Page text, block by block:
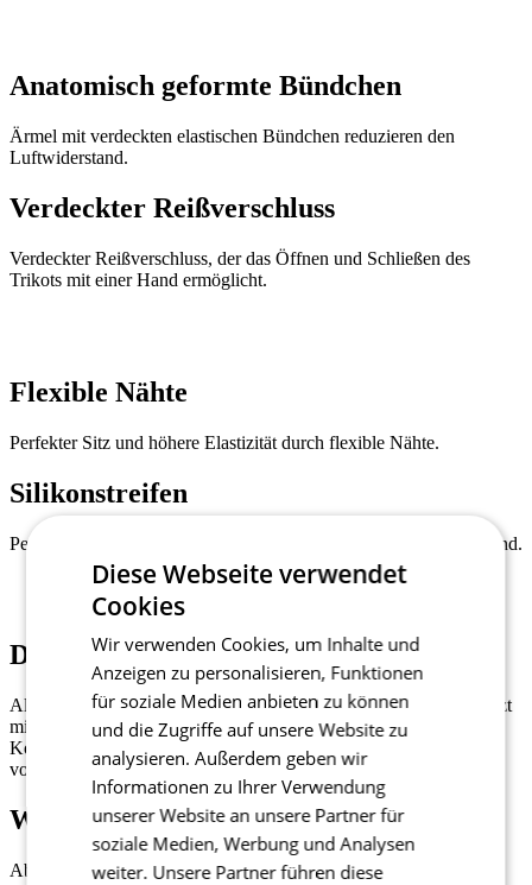
Anatomisch geformte Bündchen
Ärmel mit verdeckten elastischen Bündchen reduzieren den
Luftwiderstand.
Verdeckter Reißverschluss
Verdeckter Reißverschluss, der das Öffnen und Schließen des
Trikots mit einer Hand ermöglicht.
Flexible Nähte
Perfekter Sitz und höhere Elastizität durch flexible Nähte.
Silikonstreifen
Perfekter Sitz und kein Hochrutschen dank Silikonstreifen am Bund.
Dreigeteilte Trikottasche
Alle überarbeiteten PASSION-Trikots mit kurzen Ärmeln sind jetzt
mit dem LoadLock-Taschensystem ausgestattet. Dank verstärkter
Konstruktion bleiben die Taschen stabil und hängen selbst
vollgepackt nicht durch.
Wasserdichte Tasche
Abnehmbare, wasserdichte Tasche für ein Handy oder
Diese Webseite verwendet
Cookies
Wir verwenden Cookies, um Inhalte und
Anzeigen zu personalisieren, Funktionen
für soziale Medien anbieten zu können
und die Zugriffe auf unsere Website zu
analysieren. Außerdem geben wir
Informationen zu Ihrer Verwendung
unserer Website an unsere Partner für
soziale Medien, Werbung und Analysen
weiter. Unsere Partner führen diese